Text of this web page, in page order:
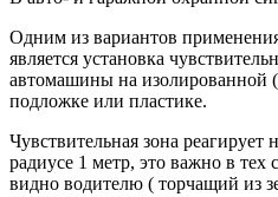
Одним из вариантов
является установка
автомашины на изолированной
подложке или пластике.
Чувствительная зона реагирует
радиусе 1 метр, это важно в тех
видно водителю ( торчащий из